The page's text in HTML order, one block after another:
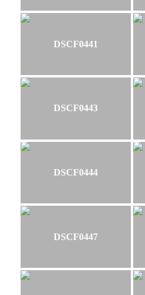
DSCF0441
DSCF0443
DSCF0444
DSCF0447